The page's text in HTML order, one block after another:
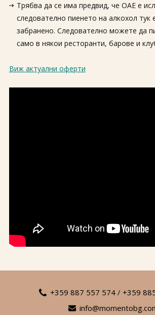
Трябва да се има предвид, че ОАЕ е
следователно пиенето на алкохол тук
забранено. Следователно можете да
само в някои ресторанти, барове и
Виж актуални оферти
+359 887 557 574 / +359